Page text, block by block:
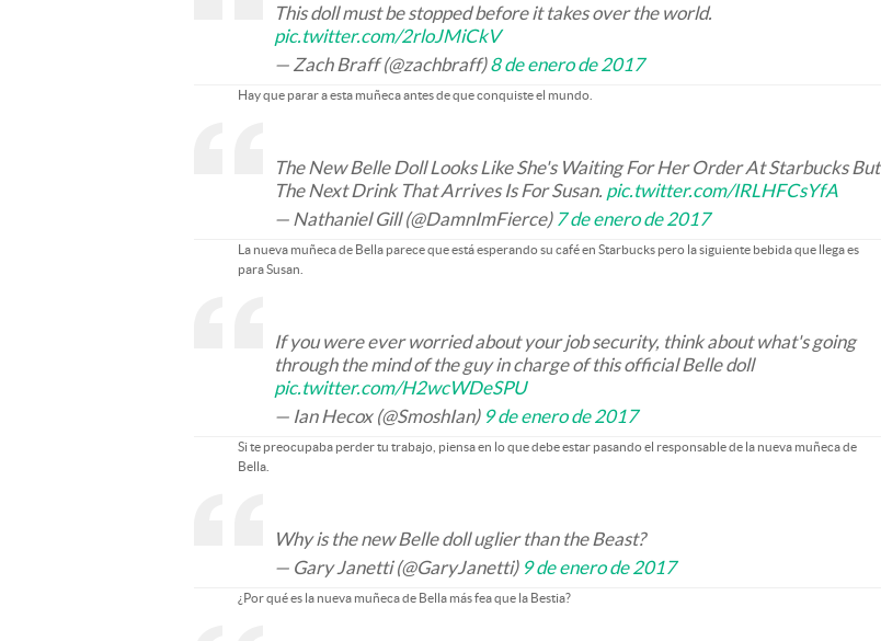
This doll must be stopped before it takes over the world.
pic.twitter.com/2rloJMiCkV
— Zach Braff (@zachbraff)8 de enero de 2017
Hay que parar a esta muñeca antes de que conquiste el mundo.
The New Belle Doll Looks Like She's Waiting For Her Order At Starbucks But
The Next Drink That Arrives Is For Susan. pic.twitter.com/IRLHFCsYfA
— Nathaniel Gill (@DamnImFierce) 7 de enero de 2017
La nueva muñeca de Bella parece que está esperando su café en Starbucks pero la siguiente bebida que llega es
para Susan.
If you were ever worried about your job security, think about what's going
through the mind of the guy in charge of this official Belle doll
pic.twitter.com/H2wcWDeSPU
— Ian Hecox (@SmoshIan) 9 de enero de 2017
Si te preocupaba perder tu trabajo, piensa en lo que debe estar pasando el responsable de la nueva muñeca de
Bella.
Why is the new Belle doll uglier than the Beast?
— Gary Janetti (@GaryJanetti) 9 de enero de 2017
¿Por qué es la nueva muñeca de Bella más fea que la Bestia?